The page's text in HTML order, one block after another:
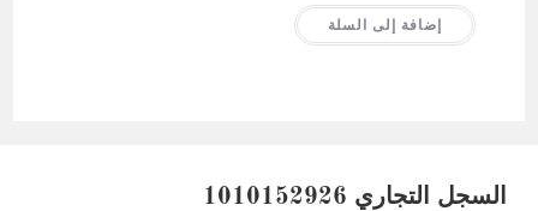
إضافة إلى السلة
السجل التجاري 1010152926